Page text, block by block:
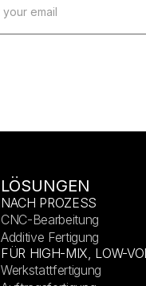
LÖSUNGEN
NACH PROZESS
CNC-Bearbeitung
Additive Fertigung
FÜR HIGH-MIX, LOW-
Werkstattfertigung